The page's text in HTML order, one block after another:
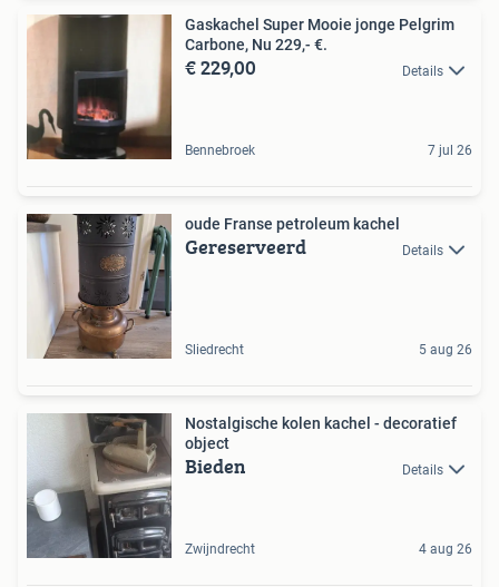
Gaskachel Super Mooie jonge Pelgrim
Carbone, Nu 229,- €.
€ 229,00 Details
Bennebroek 7 jul 26
oude Franse petroleum kachel
Gereserveerd Details
Sliedrecht 5 aug 26
Nostalgische kolen kachel - decoratief
object
Bieden Details
Zwijndrecht 4 aug 26